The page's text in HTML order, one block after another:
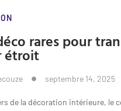
rares pour
étroit
septembre 14, 2025
de la décoration intérieure, le